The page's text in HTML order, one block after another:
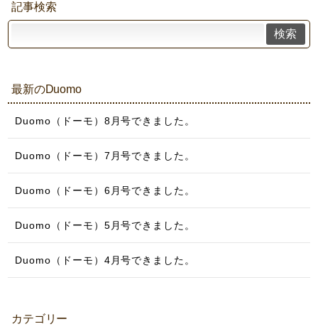
記事検索
検索
最新のDuomo
Duomo（ドーモ）8月号できました。
Duomo（ドーモ）7月号できました。
Duomo（ドーモ）6月号できました。
Duomo（ドーモ）5月号できました。
Duomo（ドーモ）4月号できました。
カテゴリー